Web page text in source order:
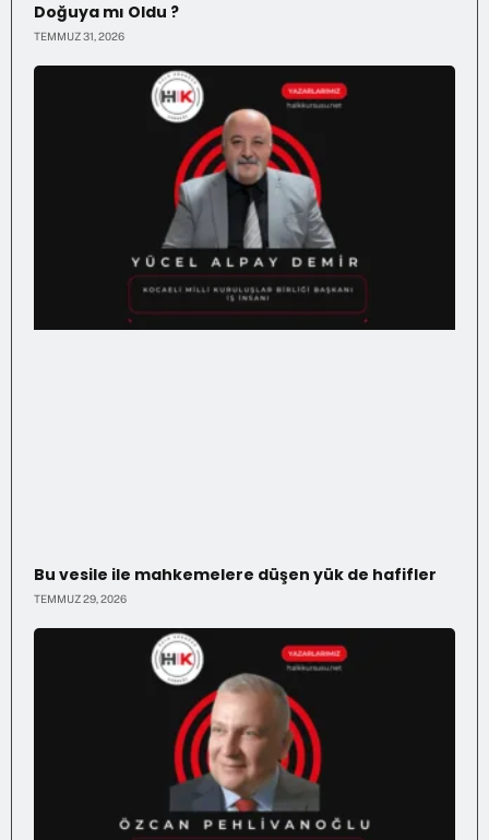
Doğuya mı Oldu ?
TEMMUZ 31, 2026
Bu vesile ile mahkemelere düşen yük de hafifler
TEMMUZ 29, 2026